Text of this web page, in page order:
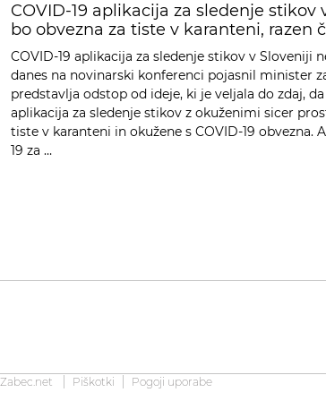
COVID-19 aplikacija za sledenje stikov
bo obvezna za tiste v karanteni, razen
COVID-19 aplikacija za sledenje stikov v Sloveniji
danes na novinarski konferenci pojasnil minister
predstavlja odstop od ideje, ki je veljala do zdaj,
aplikacija za sledenje stikov z okuženimi sicer
tiste v karanteni in okužene s COVID-19 obvezna.
19 za …
Zabec.net Piškotki Pogoji uporabe